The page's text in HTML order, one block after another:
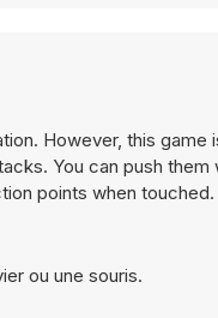
However, this game
You can push them
points when touched.
ou une souris.